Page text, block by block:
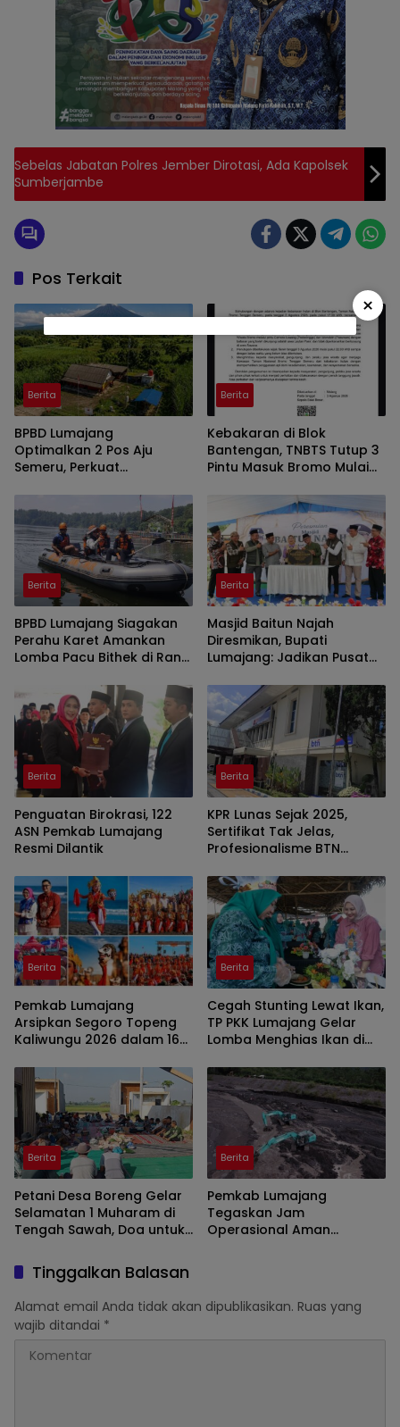
Sebelas Jabatan Polres Jember Dirotasi, Ada Kapolsek
Sumberjambe
Pos Terkait
Berita
BPBD Lumajang
Optimalkan 2 Pos Aju
Semeru, Perkuat
Rawan Lahar
Berita
Kebakaran di Blok
Bantengan, TNBTS Tutup 3
Pintu Masuk Bromo Mulai
Berita
BPBD Lumajang Siagakan
Perahu Karet Amankan
Lomba Pacu Bithek di Ranu
Berita
Masjid Baitun Najah
Diresmikan, Bupati
Lumajang: Jadikan Pusat
Berita
Penguatan Birokrasi, 122
ASN Pemkab Lumajang
Resmi Dilantik
Berita
KPR Lunas Sejak 2025,
Sertifikat Tak Jelas,
Profesionalisme BTN
Berita
Pemkab Lumajang
Arsipkan Segoro Topeng
Kaliwungu 2026 dalam 160
Berita
Cegah Stunting Lewat Ikan,
TP PKK Lumajang Gelar
Lomba Menghias Ikan di
Berita
Petani Desa Boreng Gelar
Selamatan 1 Muharam di
Tengah Sawah, Doa untuk
Berita
Pemkab Lumajang
Tegaskan Jam
Operasional Aman
Tinggalkan Balasan
Alamat email Anda tidak akan dipublikasikan. Ruas yang
wajib ditandai *
×